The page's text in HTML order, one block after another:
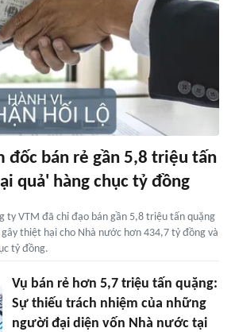
đốc bán rẻ gần 5,8 triệu tấn
quả' hàng chục tỷ đồng
ty VTM đã chỉ đạo bán gần 5,8 triệu tấn quặng
thiệt hại cho Nhà nước hơn 434,7 tỷ đồng và
tỷ đồng.
Vụ bán rẻ hơn 5,7 triệu tấn quặng:
Sự thiếu trách nhiệm của những
người đại diện vốn Nhà nước tại